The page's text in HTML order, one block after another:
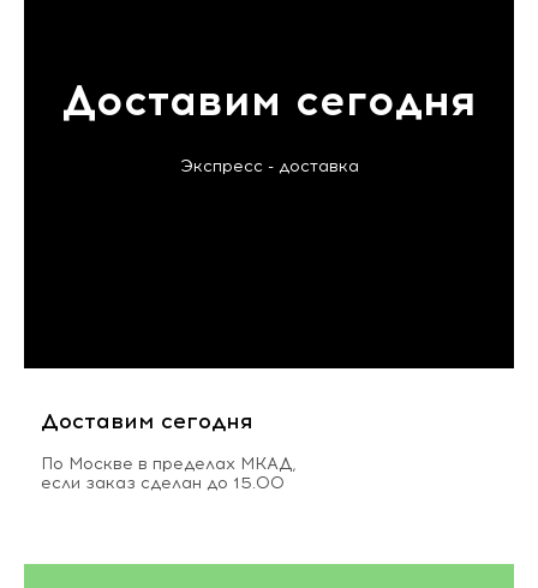
Доставим сегодня
Экспресс - доставка
Доставим сегодня
По Москве в пределах МКАД,
если заказ сделан до 15.00